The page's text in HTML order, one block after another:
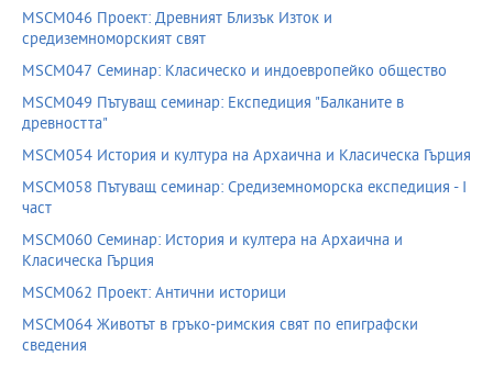
MSCM046 Проект: Древният Близък Изток и
средиземноморският свят
MSCM047 Семинар: Класическо и индоевропейко общество
MSCM049 Пътуващ семинар: Експедиция "Балканите в
древността"
MSCM054 История и култура на Архаична и Класическа Гърция
MSCM058 Пътуващ семинар: Средиземноморска експедиция - І
част
MSCM060 Семинар: История и култера на Архаична и
Класическа Гърция
MSCM062 Проект: Антични историци
MSCM064 Животът в гръко-римския свят по епиграфски
сведения